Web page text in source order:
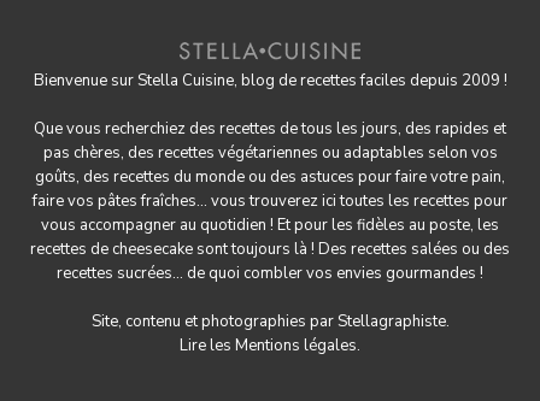
Bienvenue sur Stella Cuisine, blog de recettes faciles depuis 2009 !
Que vous recherchiez des recettes de tous les jours, des rapides et
pas chères, des recettes végétariennes ou adaptables selon vos
goûts, des recettes du monde ou des astuces pourfaire votre pain,
fairevos pâtes fraîches... vous trouverez ici toutes les recettes pour
vous accompagner au quotidien ! Et pour les fidèles au poste, les
recettes de cheesecake sont toujours là ! Des recettes salées ou des
recettes sucrées... de quoi combler vos envies gourmandes !
Site, contenu et photographies parStellagraphiste.
Lire les Mentions légales.